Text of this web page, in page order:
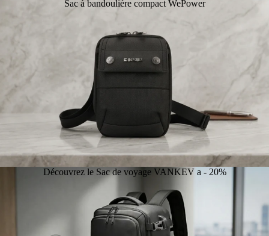
Sac à bandouliére compact WePower
Découvrez le Sac de voyage VANKEV a - 20%